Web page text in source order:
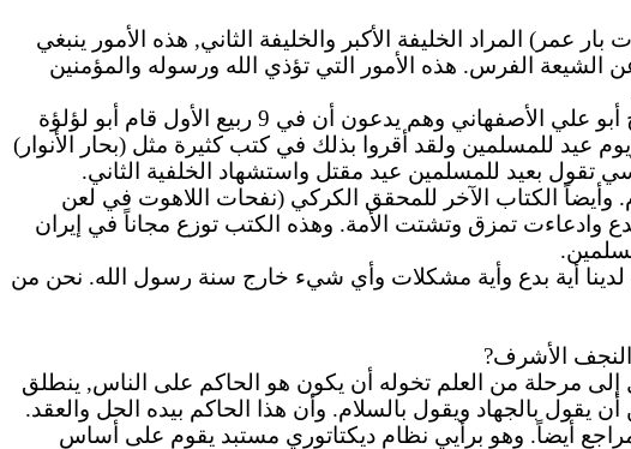
عمر) المراد الخليفة الأكبر والخليفة الثاني, هذه الأمور ينبغي
الشيعة الفرس. هذه الأمور التي تؤذي الله ورسوله والمؤمنين
يدعون أن في 9 ربيع الأول قام أبو لؤلؤة
عيد للمسلمين ولقد أقروا بذلك في كتب كثيرة مثل (بحار الأنوار)
تقول بعيد للمسلمين عيد مقتل واستشهاد الخلفية الثاني.
وأيضاً الكتاب الآخر للمحقق الكركي (نفحات اللاهوت في لعن
وادعاءت تمزق وتشتت الأمة. وهذه الكتب توزع مجاناً في إيران
لدينا أية بدع وأية مشكلات وأي شيء خارج سنة رسول الله. نحن من
الأشرف?
مرحلة من العلم تخوله أن يكون هو الحاكم على الناس, ينطلق
يقول بالجهاد ويقول بالسلام. وأن هذا الحاكم بيده الحل والعقد.
أيضاً. وهو برأيي نظام ديكتاتوري مستبد يقوم على أساس